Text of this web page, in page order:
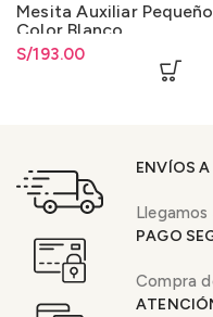
Mesita Auxiliar Pequeño
Color Blanco
S/193.00
ENVÍOS
PAGO
Compra